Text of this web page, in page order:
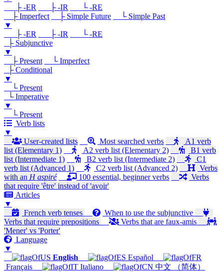
├ -ER
├ -IR
└ -RE
├ Imperfect
├ Simple Future
└ Simple Past
▼
├ -ER
├ -IR
└ -RE
├ Subjunctive
▼
├ Present
└ Imperfect
├ Conditional
▼
└ Present
└ Imperative
▼
└ Present
Verb lists
▼
User-created lists
Most searched verbs
A1 verb
list (Elementary 1)
A2 verb list (Elementary 2)
B1 verb
list (Intermediate 1)
B2 verb list (Intermediate 2)
C1
verb list (Advanced 1)
C2 verb list (Advanced 2)
Verbs
with an H aspiré 100 essential, beginner verbs
Verbs
that require 'être' instead of 'avoir'
Articles
▼
French verb tenses
When to use the subjunctive
Verbs that require prepositions
Verbs that are faux-amis
'Mener' vs 'Porter'
Language
▼
English
Español
Français
Italiano
中文 （简体）